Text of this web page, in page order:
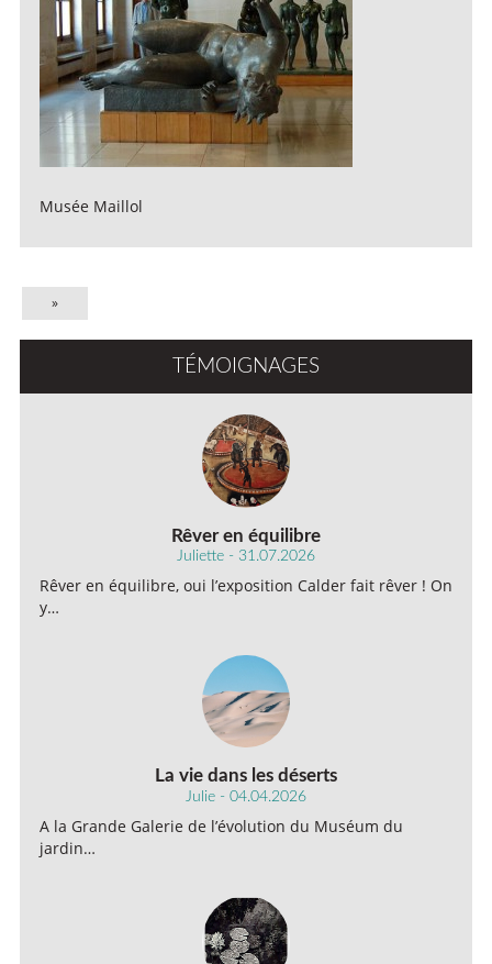
Musée Maillol
»
TÉMOIGNAGES
Rêver en équilibre
Juliette - 31.07.2026
Rêver en équilibre, oui l’exposition Calder fait rêver ! On
y…
La vie dans les déserts
Julie - 04.04.2026
A la Grande Galerie de l’évolution du Muséum du
jardin…